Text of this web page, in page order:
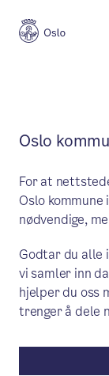
Oslo
For at
Oslo
nødvendige,
Godtar du alle
vi samler inn
hjelper du oss
trenger å dele